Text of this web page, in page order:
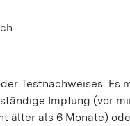
Testnachweises:
Impfung (vor
älter als 6 Monate)